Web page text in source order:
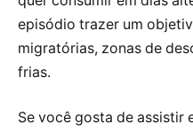
episódio trazer um
migratórias, zonas de
frias.
Se você gosta de assistir